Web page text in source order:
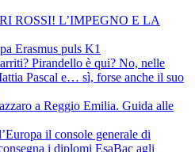
ROSSI! L’IMPEGNO E LA
Erasmus puls K1
Pirandello è qui? No, nelle
Pascal e… sì, forse anche il suo
a Reggio Emilia. Guida alle
il console generale di
i diplomi EsaBac agli